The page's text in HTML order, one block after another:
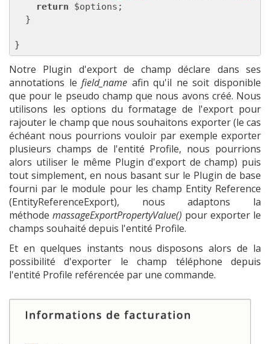
return $options;
  }
}
Notre Plugin d'export de champ déclare dans ses
annotations lefield_name afin qu'il ne soit disponible
que pour le pseudo champ que nous avons créé. Nous
utilisons les options du formatage de l'export pour
rajouter le champ que nous souhaitons exporter (le cas
échéant nous pourrions vouloir par exemple exporter
plusieurs champs de l'entité Profile, nous pourrions
alors utiliser le même Plugin d'export de champ) puis
tout simplement, en nous basant sur le Plugin de base
fourni par le module pour les champ Entity Reference
(EntityReferenceExport), nous adaptons la
méthode massageExportPropertyValue() pour exporter le
champs souhaité depuis l'entité Profile.
Et en quelques instants nous disposons alors de la
possibilité d'exporter le champ téléphone depuis
l'entité Profile reférencée par une commande.